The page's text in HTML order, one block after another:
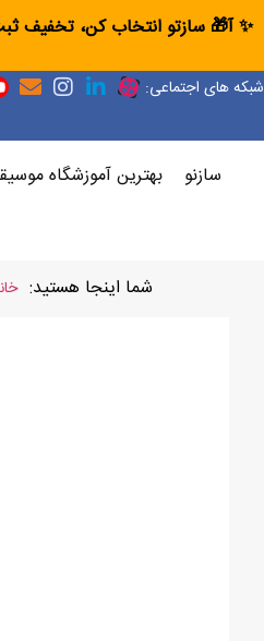
✨ آ🎁 سازتو انتخاب کن، تخفیف
شبکه های اجتماعی:
سازنو بهترین آموزشگاه
شما اینجا هستید: